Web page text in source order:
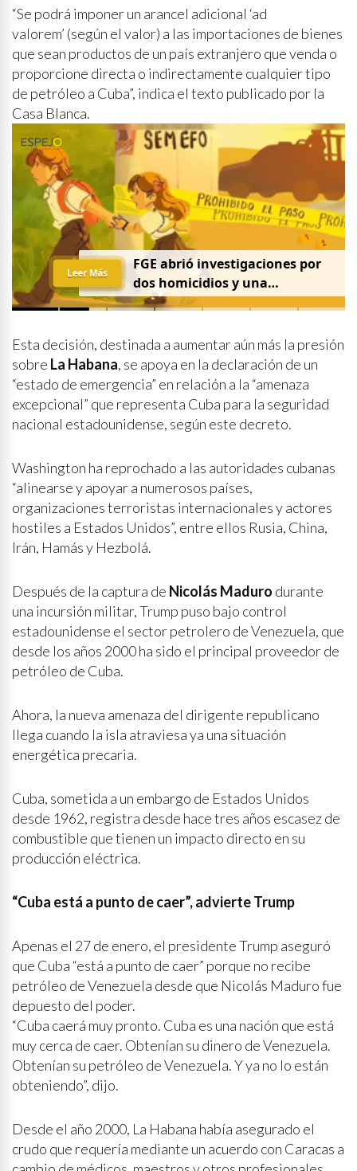
“Se podrá imponer un arancel adicional ‘ad
valorem’ (según el valor) a las importaciones de bienes
que sean productos de un país extranjero que venda o
proporcione directa o indirectamente cualquier tipo
de petróleo a Cuba”, indica el texto publicado por la
Casa Blanca.
FGE abrió investigaciones por
dos homicidios y una
desaparición el 7 de agosto
Leer Más
Esta decisión, destinada a aumentar aún más la presión
sobre La Habana, se apoya en la declaración de un
“estado de emergencia” en relación a la “amenaza
excepcional” que representa Cuba para la seguridad
nacional estadounidense, según este decreto.
Washington ha reprochado a las autoridades cubanas
“alinearse y apoyar a numerosos países,
organizaciones terroristas internacionales y actores
hostiles a Estados Unidos”, entre ellos Rusia, China,
Irán, Hamás y Hezbolá.
Después de la captura de Nicolás Maduro durante
una incursión militar, Trump puso bajo control
estadounidense el sector petrolero de Venezuela, que
desde los años 2000 ha sido el principal proveedor de
petróleo de Cuba.
Ahora, la nueva amenaza del dirigente republicano
llega cuando la isla atraviesa ya una situación
energética precaria.
Cuba, sometida a un embargo de Estados Unidos
desde 1962, registra desde hace tres años escasez de
combustible que tienen un impacto directo en su
producción eléctrica.
“Cuba está a punto de caer”, advierte Trump
Apenas el 27 de enero, el presidente Trump aseguró
que Cuba “está a punto de caer” porque no recibe
petróleo de Venezuela desde que Nicolás Maduro fue
depuesto del poder.
“Cuba caerá muy pronto. Cuba es una nación que está
muy cerca de caer. Obtenían su dinero de Venezuela.
Obtenían su petróleo de Venezuela. Y ya no lo están
obteniendo”, dijo.
Desde el año 2000, La Habana había asegurado el
crudo que requería mediante un acuerdo con Caracas a